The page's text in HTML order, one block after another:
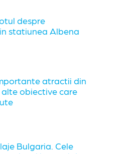
despre
statiunea Albena
atractii din
alte obiective care
Bulgaria. Cele